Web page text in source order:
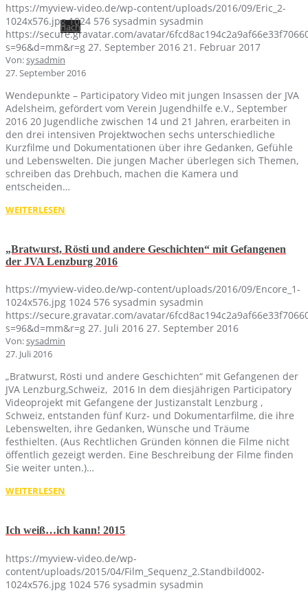
nach
https://myview-video.de/wp-content/uploads/2016/09/Eric_2-
1024x576.jpg 1024 576 sysadmin sysadmin
https://secure.gravatar.com/avatar/
s=96&d=mm&r=g 27. September 2016 21. Februar 2017
Von:sysadmin
27. September 2016
Wendepunkte – Participatory Video mit jungen Insassen der JVA
Adelsheim, gefördert vom Verein Jugendhilfe e.V., September
2016 20 Jugendliche zwischen 14 und 21 Jahren, erarbeiten in
den drei intensiven Projektwochen sechs unterschiedliche
Kurzfilme und Dokumentationen über ihre Gedanken, Gefühle
und Lebenswelten. Die jungen Macher überlegen sich Themen,
schreiben das Drehbuch, machen die Kamera und
entscheiden…
WEITERLESEN
„Bratwurst, Rösti und andere Geschichten“ mit Gefangenen
der JVA Lenzburg 2016
https://myview-video.de/wp-content/uploads/2016/09/Encore_1-
1024x576.jpg 1024 576 sysadmin sysadmin
https://secure.gravatar.com/avatar/
s=96&d=mm&r=g 27. Juli 2016 27. September 2016
Von:sysadmin
27. Juli 2016
„Bratwurst, Rösti und andere Geschichten“ mit Gefangenen der
JVA Lenzburg,Schweiz, 2016 In dem diesjährigen Participatory
Videoprojekt mit Gefangene der Justizanstalt Lenzburg ,
Schweiz, entstanden fünf Kurz- und Dokumentarfilme, die ihre
Lebenswelten, ihre Gedanken, Wünsche und Träume
festhielten. (Aus Rechtlichen Gründen können die Filme nicht
öffentlich gezeigt werden. Eine Beschreibung der Filme finden
Sie weiter unten.)…
WEITERLESEN
Ich weiß…ich kann! 2015
https://myview-video.de/wp-
content/uploads/2015/04/Film_Sequenz_2.Standbild002-
1024x576.jpg 1024 576 sysadmin sysadmin